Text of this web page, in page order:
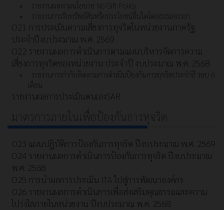
รายงานผลตามนโยบาย No Gift Policy
รายงานการรับทรัพย์สินหรือประโยชน์อื่นใดโดยธรรมจรรยา
O21 การประเมินความเสี่ยงการทุจริตในหน่วยงานภาครัฐ
ประจำปีงบประมาณ พ.ศ. 2569
O22 รายงานผลการดำเนินการตามแผนบริหารจัดการความ
เสี่ยงการทุจริตของหน่วยงาน ประจำปี งบประมาณ พ.ศ. 2568
รายงานการกำกับติดตามการดำเนินป้องกันการทุจริตประจำปี รอบ 6
เดือน
รายงานผลการประเมินตนเองSAR
มาตรการภายในเพื่อป้องกันการทุจริต
O23 แผนปฏิบัติการป้องกันการทุจริต ปีงบประมาณ พ.ศ. 2569
O24 รายงานผลการดำเนินการป้องกันการทุจริต ปีงบประมาณ
พ.ศ. 2568
O25 การนำผลการประเมิน ITA ไปสู่การพัฒนาองค์กร
O26 รายงานผลการดำเนินการเพื่อส่งเสริมคุณธรรมและความ
โปร่งใสภายในหน่วยงาน ปีงบประมาณ พ.ศ. 2568